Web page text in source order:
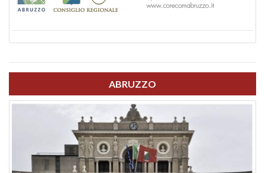
ABRUZZO